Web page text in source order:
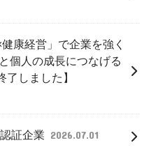
健康経営」で企業を強く
個人の成長につなげる
了しました】
証企業 2026.07.01